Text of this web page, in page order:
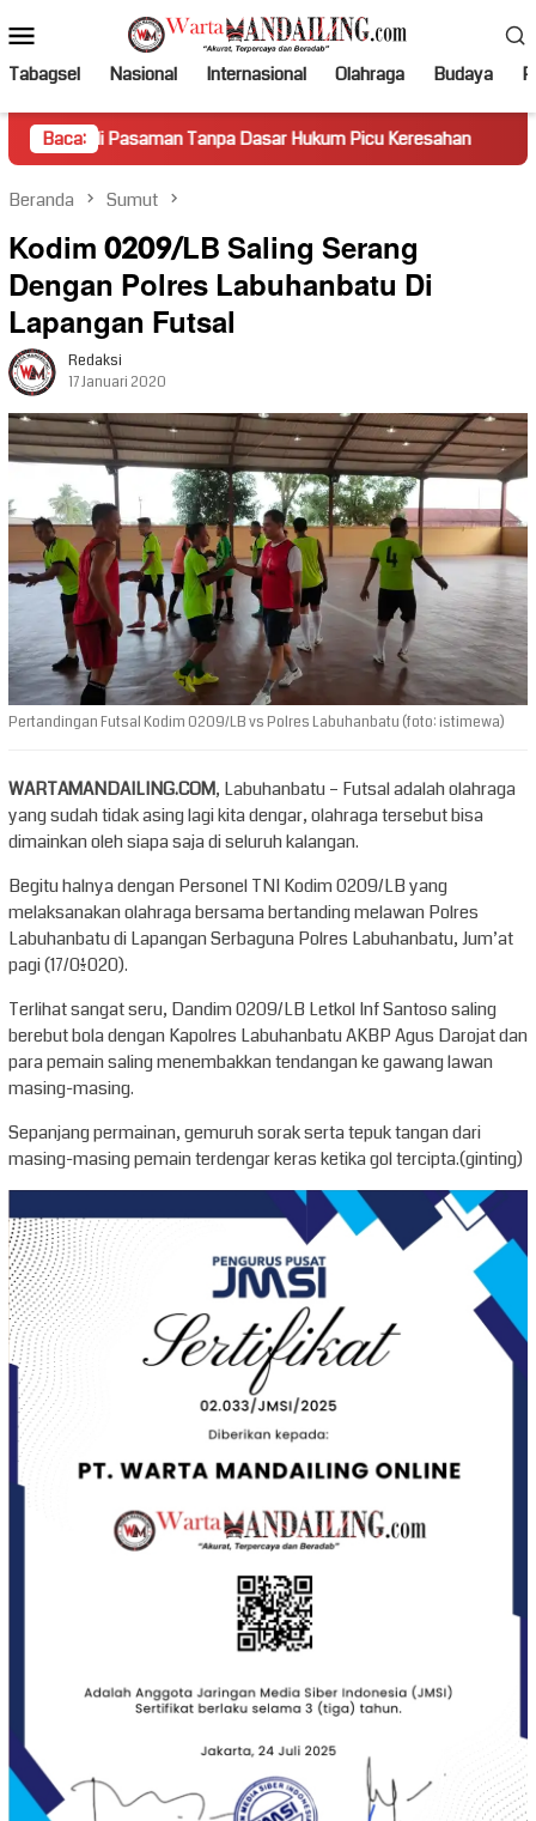
ke
kontenMobile
Tabagsel Nasional Internasional Olahraga Budaya
Baca:Tanpa Dasar Hukum Picu Keresahan Truk Miring
Beranda Sumut
Kodim 0209/LB Saling Serang
Dengan Polres Labuhanbatu Di
Lapangan Futsal
Redaksi
17 Januari 2020
Pertandingan Futsal Kodim 0209/LB vs Polres Labuhanbatu (foto: istimewa)
WARTAMANDAILING.COM, Labuhanbatu – Futsal adalah olahraga
yang sudah tidak asing lagi kita dengar, olahraga tersebut bisa
dimainkan oleh siapa saja di seluruh kalangan.
Begitu halnya dengan Personel TNI Kodim 0209/LB yang
melaksanakan olahraga bersama bertanding melawan Polres
Labuhanbatu di Lapangan Serbaguna Polres Labuhanbatu, Jum’at
pagi (17/01/2020).
Terlihat sangat seru, Dandim 0209/LB Letkol Inf Santoso saling
berebut bola dengan Kapolres Labuhanbatu AKBP Agus Darojat dan
para pemain saling menembakkan tendangan ke gawang lawan
masing-masing.
Sepanjang permainan, gemuruh sorak serta tepuk tangan dari
masing-masing pemain terdengar keras ketika gol tercipta.(ginting)